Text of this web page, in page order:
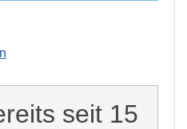
seit 15